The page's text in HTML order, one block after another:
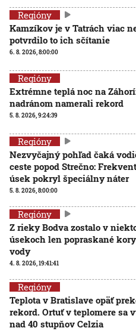
Regióny
Kamzíkov je v Tatrách viac
potvrdilo to ich sčítanie
6. 8. 2026, 8:00:00
Regióny
Extrémne teplá noc na
nadránom namerali rekord
5. 8. 2026, 9:24:39
Regióny
Nezvyčajný pohľad čaká
ceste popod Strečno:
úsek pokryl špeciálny náter
5. 8. 2026, 8:00:00
Regióny
Z rieky Bodva zostalo v
úsekoch len popraskané
vody
4. 8. 2026, 19:41:41
Regióny
Teplota v Bratislave opäť
rekord. Ortuť v teplomere sa
nad 40 stupňov Celzia